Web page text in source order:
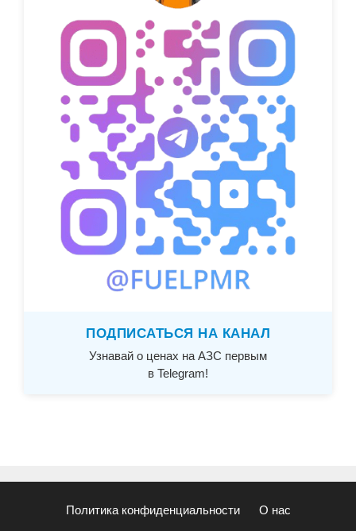
ПОДПИСАТЬСЯ НА КАНАЛ
Узнавай о ценах на АЗС первым
в Telegram!
Политика конфиденциальности О нас